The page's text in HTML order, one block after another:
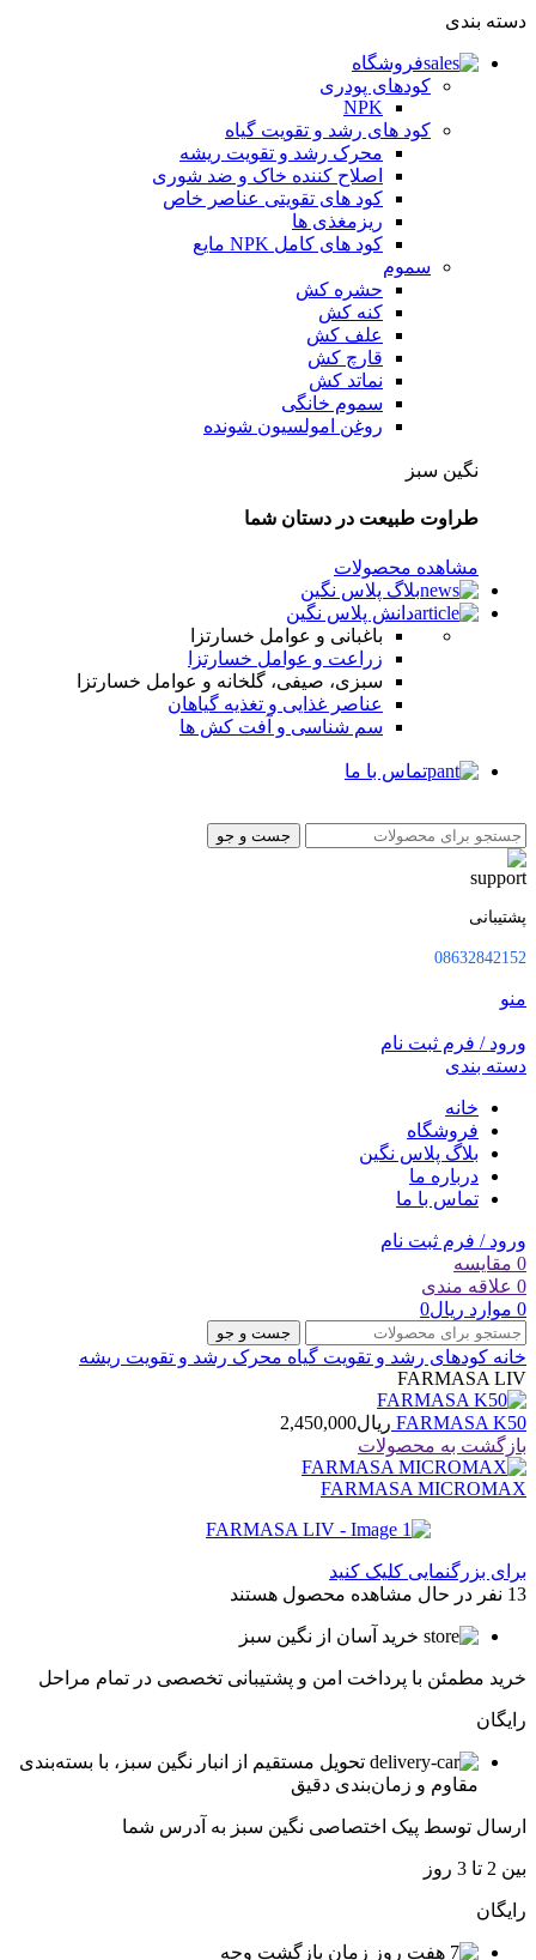
دسته بندی
فروشگاه
کودهای پودری
NPK
کود های رشد و تقویت گیاه
محرک رشد و تقویت ریشه
اصلاح کننده خاک و ضد شوری
کود های تقویتی عناصر خاص
ریزمغذی ها
کود های کامل NPK مایع
سموم
حشره کش
کنه کش
علف کش
قارچ کش
نماتد کش
سموم خانگی
روغن امولسیون شونده
نگین سبز
طراوت طبیعت در دستان شما
مشاهده محصولات
بلاگ پلاس نگین
دانش پلاس نگین
باغبانی و عوامل خسارتزا
زراعت و عوامل خسارتزا
سبزی، صیفی، گلخانه و عوامل خسارتزا
عناصر غذایی و تغذیه گیاهان
سم شناسی و آفت کش ها
تماس با ما
جست و جو
پشتیبانی
08632842152
منو
ورود / فرم ثبت نام
دسته بندی
خانه
فروشگاه
بلاگ پلاس نگین
درباره ما
تماس با ما
ورود / فرم ثبت نام
0 مقایسه
0 علاقه مندی
0 موارد ریال0
جست و جو
خانه کودهای رشد و تقویت گیاه محرک رشد و تقویت ریشه
FARMASA LIV
FARMASA K50 ریال2,450,000
بازگشت به محصولات
FARMASA MICROMAX
برای بزرگنمایی کلیک کنید
13 نفر در حال مشاهده محصول هستند
خرید آسان از نگین سبز
خرید مطمئن با پرداخت امن و پشتیبانی تخصصی در تمام مراحل
رایگان
تحویل مستقیم از انبار نگین سبز، با بسته‌بندی
مقاوم و زمان‌بندی دقیق
ارسال توسط پیک اختصاصی نگین سبز به آدرس شما
بین 2 تا 3 روز
رایگان
هفت روز زمان بازگشت وجه